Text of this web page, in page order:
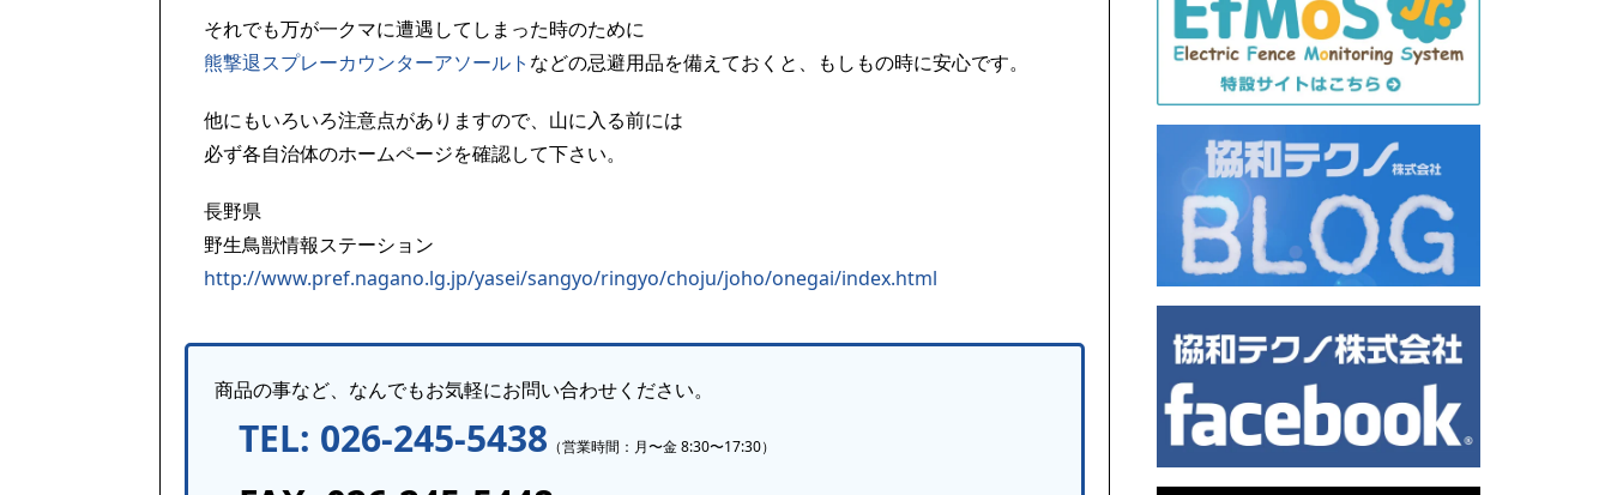
それでも万が一クマに遭遇してしまった時のために
熊撃退スプレーカウンターアソールト などの忌避用品を備えておくと、もしもの時に安心です。
他にもいろいろ注意点がありますので、山に入る前には
必ず各自治体のホームページを確認して下さい。
長野県
野生鳥獣情報ステーション
http://www.pref.nagano.lg.jp/yasei/sangyo/ringyo/choju/joho/onegai/index.html
商品の事など、なんでもお気軽にお問い合わせください。
TEL: 026-245-5438 （営業時間：月〜金 8:30〜17:30）